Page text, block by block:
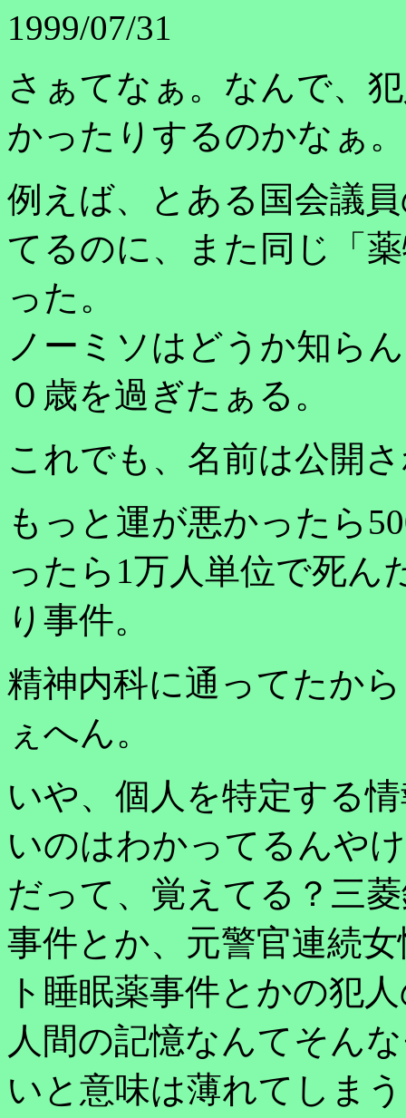
1999/07/31
さぁてなぁ。なんで、
かったりするのかなぁ。
例えば、とある国会議
てるのに、また同じ「
った。
ノーミソはどうか知ら
０歳を過ぎたぁる。
これでも、名前は公開
もっと運が悪かったら
ったら1万人単位で死ん
り事件。
精神内科に通ってたか
ぇへん。
いや、個人を特定する
いのはわかってるんや
だって、覚えてる？三
事件とか、元警官連続
ト睡眠薬事件とかの犯
人間の記憶なんてそん
いと意味は薄れてしま